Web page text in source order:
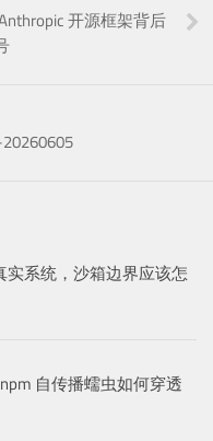
开源框架背后
实系统，沙箱边界应该怎
自传播蠕虫如何穿透